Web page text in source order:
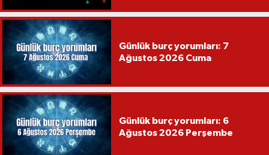
Günlük burç yorumları: 7
Ağustos 2026 Cuma
Günlük burç yorumları: 6
Ağustos 2026 Perşembe